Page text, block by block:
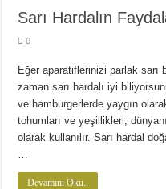
Yaş İlerledikçe Metabolizmanın
Hergün Güne Yulaf İle Başlamanız
Isırgan Otunun Diyet Yapanlara
Diyette Karbonhidratlar Ne İşe
Yağ Yakan Yiyecekler Nelerdir ?
Dukan patlıcan kebabı
Sarı Hardalın
0
Eğer aparatiflerinizi parlak
zaman sarı hardalı iyi
ve hamburgerlerde yaygın
tohumları ve yeşillikleri,
olarak kullanılır. Sarı hardal
…
Devamını Oku..